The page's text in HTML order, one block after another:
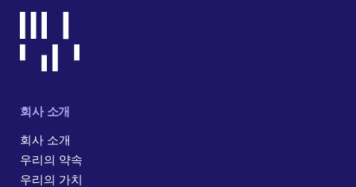
회사 소개
회사 소개
우리의 약속
우리의 가치